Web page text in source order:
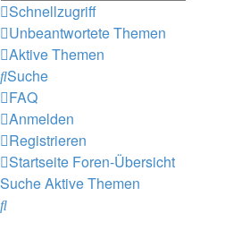
Schnellzugriff
Unbeantwortete Themen
Aktive Themen
Suche
FAQ
Anmelden
Registrieren
Startseite Foren-Übersicht
SucheAktive Themen
Suche